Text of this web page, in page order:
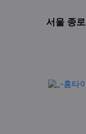
서울 종